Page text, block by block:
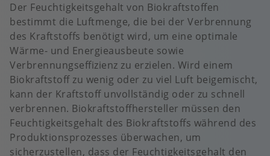
Der Feuchtigkeitsgehalt von Biokraftstoffen
bestimmt die Luftmenge, die bei der Verbrennung
des Kraftstoffs benötigt wird, um eine optimale
Wärme- und Energieausbeute sowie
Verbrennungseffizienz zu erzielen. Wird einem
Biokraftstoff zu wenig oder zu viel Luft beigemischt,
kann der Kraftstoff unvollständig oder zu schnell
verbrennen. Biokraftstoffhersteller müssen den
Feuchtigkeitsgehalt des Biokraftstoffs während des
Produktionsprozesses überwachen, um
sicherzustellen, dass der Feuchtigkeitsgehalt den